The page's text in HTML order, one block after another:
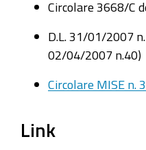
Circolare 3668/C
D.L. 31/01/2007
02/04/2007 n.40)
Circolare MISE n.
Link